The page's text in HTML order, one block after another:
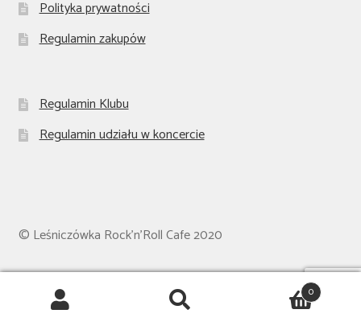
Polityka prywatności
Regulamin zakupów
Regulamin Klubu
Regulamin udziału w koncercie
0
© Leśniczówka Rock'n'Roll Cafe 2020